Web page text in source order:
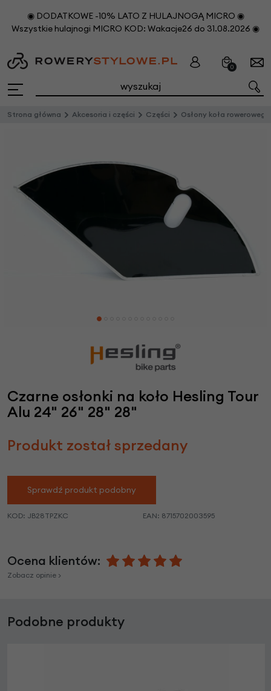
◉ DODATKOWE -10% LATO Z HULAJNOGĄ MICRO ◉
Wszystkie hulajnogi MICRO KOD: Wakacje26 do 31.08.2026 ◉
0
Strona główna Akcesoria i części Części Osłony koła rowerowego
Czarne osłonki na koło Hesling Tour
Alu 24" 26" 28" 28"
Produkt został sprzedany
Sprawdź produkt podobny
KOD: JB28TPZKC EAN: 8715702003595
Ocena klientów:
Zobacz opinie >
Podobne produkty